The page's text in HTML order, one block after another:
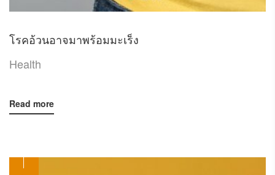
โรคอ้วนอาจมาพร้อมมะเร็ง
Health
Read more